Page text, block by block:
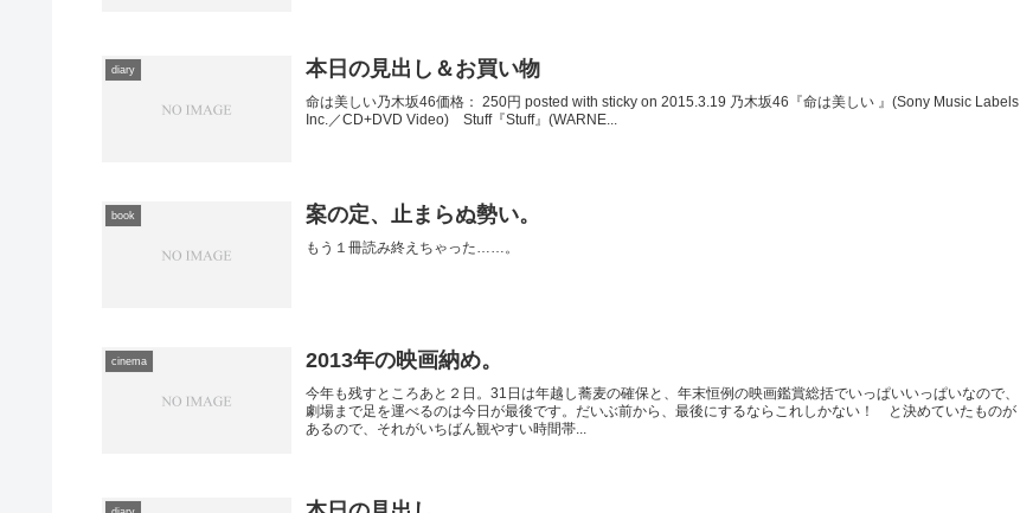
diary 本日の見出し＆お買い物
命は美しい乃木坂46価格： 250円 posted with sticky on 2015.3.19 乃木坂46『命は美しい 』(Sony Music Labels
Inc.／CD+DVD Video) Stuff『Stuff』(WARNE...
book 案の定、止まらぬ勢い。
もう１冊読み終えちゃった……。
cinema 2013年の映画納め。
今年も残すところあと２日。31日は年越し蕎麦の確保と、年末恒例の映画鑑賞総括でいっぱいいっぱいなので、
劇場まで足を運べるのは今日が最後です。だいぶ前から、最後にするならこれしかない！ と決めていたものが
あるので、それがいちばん観やすい時間帯...